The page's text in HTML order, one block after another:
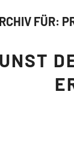
FÜR: